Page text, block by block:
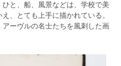
と、船、風景などは、学校で美
、とても上手に描かれている。
ーヴルの名士たちを風刺した画